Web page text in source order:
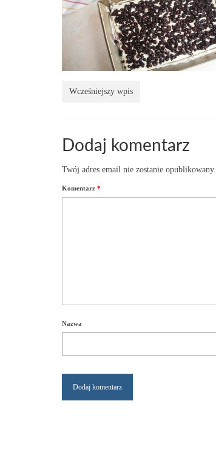
Wcześniejszy wpis
Dodaj komentarz
Twój adres email nie zostanie opublikowany.
Komentarz *
Nazwa